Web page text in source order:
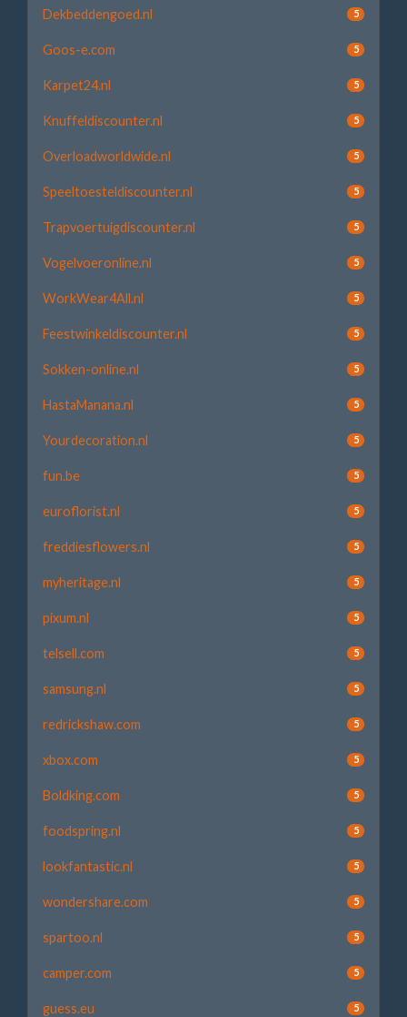
Dekbeddengoed.nl 5
Goos-e.com 5
Karpet24.nl 5
Knuffeldiscounter.nl 5
Overloadworldwide.nl 5
Speeltoesteldiscounter.nl 5
Trapvoertuigdiscounter.nl 5
Vogelvoeronline.nl 5
WorkWear4All.nl 5
Feestwinkeldiscounter.nl 5
Sokken-online.nl 5
HastaManana.nl 5
Yourdecoration.nl 5
fun.be 5
euroflorist.nl 5
freddiesflowers.nl 5
myheritage.nl 5
pixum.nl 5
telsell.com 5
samsung.nl 5
redrickshaw.com 5
xbox.com 5
Boldking.com 5
foodspring.nl 5
lookfantastic.nl 5
wondershare.com 5
spartoo.nl 5
camper.com 5
guess.eu 5